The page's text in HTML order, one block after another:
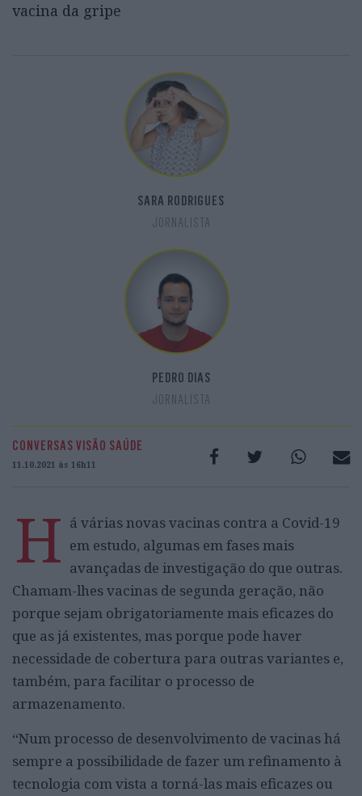
vacina da gripe
SARA RODRIGUES
JORNALISTA
PEDRO DIAS
JORNALISTA
CONVERSAS VISÃO SAÚDE
11.10.2021 às 16h11
H á várias novas vacinas contra a Covid-19
em estudo, algumas em fases mais
avançadas de investigação do que outras.
Chamam-lhes vacinas de segunda geração, não
porque sejam obrigatoriamente mais eficazes do
que as já existentes, mas porque pode haver
necessidade de cobertura para outras variantes e,
também, para facilitar o processo de
armazenamento.
“Num processo de desenvolvimento de vacinas há
sempre a possibilidade de fazer um refinamento à
tecnologia com vista a torná-las mais eficazes ou